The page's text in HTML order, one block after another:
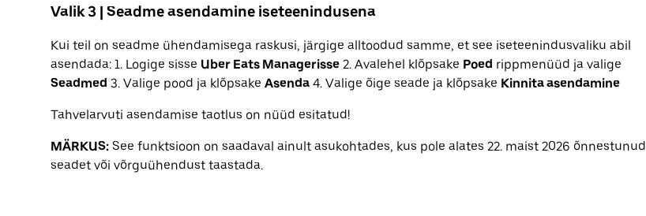
Valik 3 | Seadme asendamine iseteenindusena
Kui teil on seadme ühendamisega raskusi, järgige alltoodud samme, et see iseteenindusvaliku abil
asendada: 1. Logige sisse Uber Eats Managerisse 2. Avalehel klõpsake Poed rippmenüüd ja valige
Seadmed 3. Valige pood ja klõpsake Asenda 4. Valige õige seade ja klõpsake Kinnita asendamine
Tahvelarvuti asendamise taotlus on nüüd esitatud!
MÄRKUS: See funktsioon on saadaval ainult asukohtades, kus pole alates 22. maist 2026 õnnestunud
seadet või võrguühendust taastada.